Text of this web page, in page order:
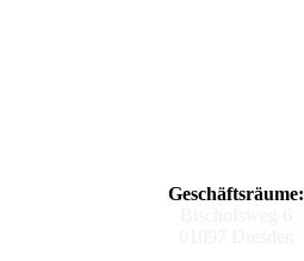
Geschäftsräume: